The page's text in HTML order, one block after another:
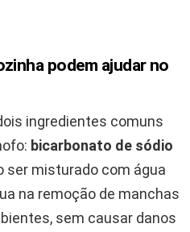
podem ajudar no
ingredientes comuns
bicarbonato de sódio
ser misturado com água
na remoção de manchas
sem causar danos